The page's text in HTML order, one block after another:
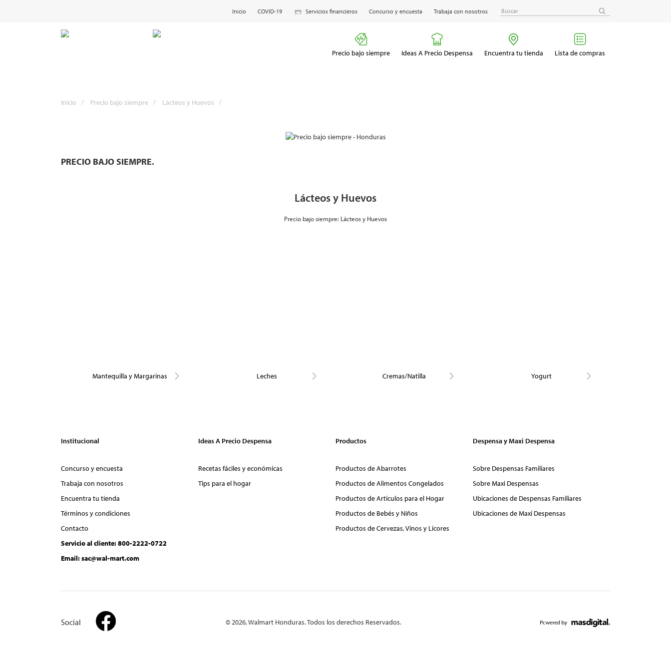
Inicio COVID-19 Servicios financieros Concurso y encuesta Trabaja con nosotros
Precio bajo siempre Ideas A Precio Despensa Encuentra tu tienda Lista de compras
Inicio / Precio bajo siempre / Lácteos y Huevos /
PRECIO BAJO SIEMPRE.
Lácteos y Huevos
Precio bajo siempre: Lácteos y Huevos
Mantequilla y Margarinas Leches Cremas/Natilla Yogurt
Institucional
Concurso y encuesta
Trabaja con nosotros
Encuentra tu tienda
Términos y condiciones
Contacto
Servicio al cliente: 800-2222-0722
Email: sac@wal-mart.com
Ideas A Precio Despensa
Recetas fáciles y económicas
Tips para el hogar
Productos
Productos de Abarrotes
Productos de Alimentos Congelados
Productos de Artículos para el Hogar
Productos de Bebés y Niños
Productos de Cervezas, Vinos y Licores
Despensa y Maxi Despensa
Sobre Despensas Familiares
Sobre Maxi Despensas
Ubicaciones de Despensas Familiares
Ubicaciones de Maxi Despensas
Social © 2026, Walmart Honduras. Todos los derechos Reservados.